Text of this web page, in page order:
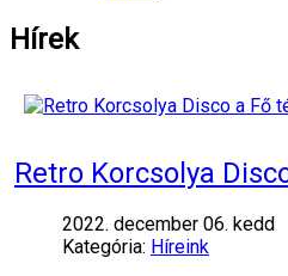
Hírek
Retro Korcsolya
2022. december 06. kedd
Kategória: Híreink